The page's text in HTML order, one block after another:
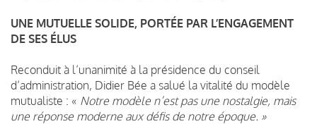
UNE MUTUELLE SOLIDE, PORTÉE PAR L’ENGAGEMENT
DE SES ÉLUS
Reconduit à l’unanimité à la présidence du conseil
d’administration, Didier Bée a salué la vitalité du modèle
mutualiste : « Notre modèle n’est pas une nostalgie, mais
une réponse moderne aux défis de notre époque. »